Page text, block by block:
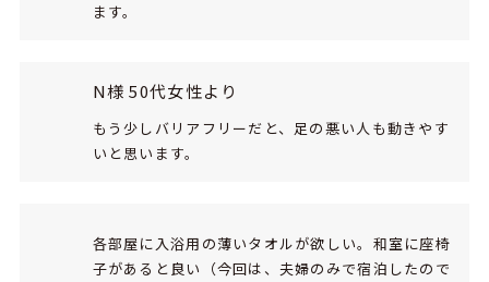
ます。
N様 50代女性より
もう少しバリアフリーだと、足の悪い人も動きやす
いと思います。
各部屋に入浴用の薄いタオルが欲しい。和室に座椅
子があると良い（今回は、夫婦のみで宿泊したので